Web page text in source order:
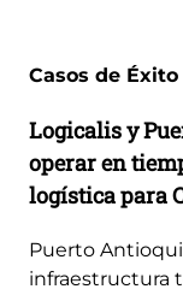
Casos de Éxito
Logicalis y
operar en
logística para
Puerto
infraestructura